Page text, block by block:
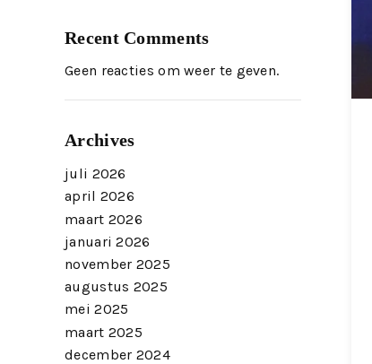
Recent Comments
Geen reacties om weer te geven.
Archives
juli 2026
april 2026
maart 2026
januari 2026
november 2025
augustus 2025
mei 2025
maart 2025
december 2024